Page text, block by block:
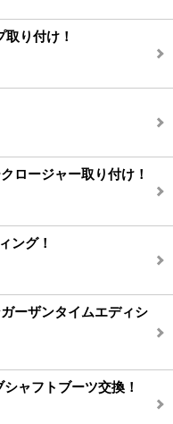
り付け！
ージャー取り付け！
ング！
ザンタイムエディシ
ャフトブーツ交換！